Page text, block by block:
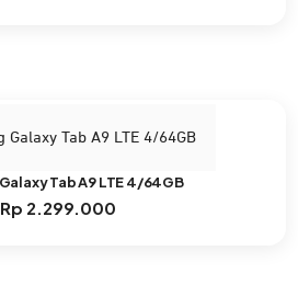
Tab A9 LTE 4/64GB
Rp 2.299.000